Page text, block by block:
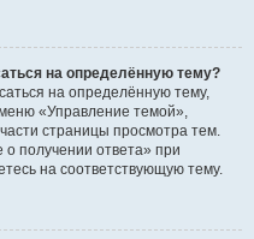
на определённую тему?
на определённую тему,
«Управление темой»,
страницы просмотра тем.
получении ответа» при
на соответствующую тему.